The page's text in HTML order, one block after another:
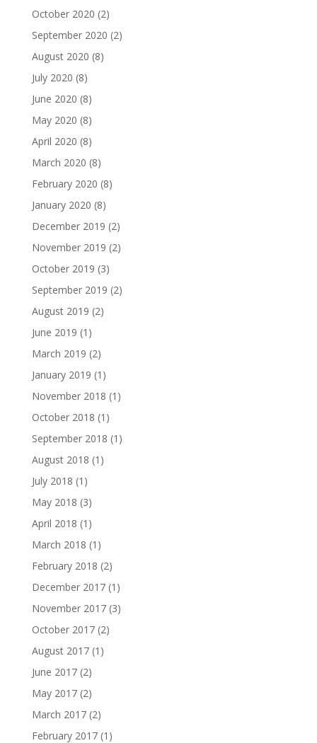
October 2020 (2)
September 2020 (2)
August 2020 (8)
July 2020 (8)
June 2020 (8)
May 2020 (8)
April 2020 (8)
March 2020 (8)
February 2020 (8)
January 2020 (8)
December 2019 (2)
November 2019 (2)
October 2019 (3)
September 2019 (2)
August 2019 (2)
June 2019 (1)
March 2019 (2)
January 2019 (1)
November 2018 (1)
October 2018 (1)
September 2018 (1)
August 2018 (1)
July 2018 (1)
May 2018 (3)
April 2018 (1)
March 2018 (1)
February 2018 (2)
December 2017(1)
November 2017(3)
October 2017(2)
August 2017(1)
June 2017(2)
May 2017(2)
March 2017(2)
February 2017(1)